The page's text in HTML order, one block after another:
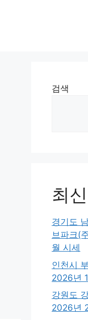
검색
최
경기도
브파크(
월 시세
인천시
2026년
강원도
2026년